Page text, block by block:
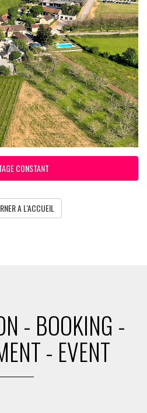
CONSTANT
A L'ACCUEIL
- BOOKING -
- EVENT